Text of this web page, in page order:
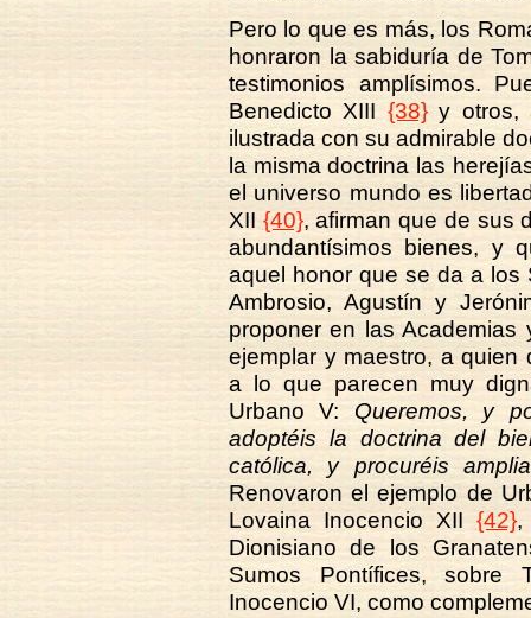
Pero lo que es más, los
honraron la sabiduría de
testimonios amplísimos.
Benedicto XIII {38}y otros,
ilustrada con su admirable
la misma doctrina las
el universo mundo es
XII {40}, afirman que de sus
abundantísimos bienes, y
aquel honor que se da a los
Ambrosio, Agustín y
proponer en las
ejemplar y maestro, a quien
a lo que parecen muy
Urbano V: Queremos, y
adoptéis la doctrina del
católica, y procuréis
Renovaron el ejemplo de
Lovaina Inocencio XII {42},
Dionisiano de los
Sumos Pontífices, sobre
Inocencio VI, como